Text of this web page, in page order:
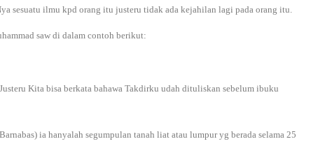
sesuatu ilmu kpd orang itu justeru tidak ada kejahilan lagi pada orang itu.
saw di dalam contoh berikut:
Kita bisa berkata bahawa Takdirku udah dituliskan sebelum ibuku
ia hanyalah segumpulan tanah liat atau lumpur yg berada selama 25